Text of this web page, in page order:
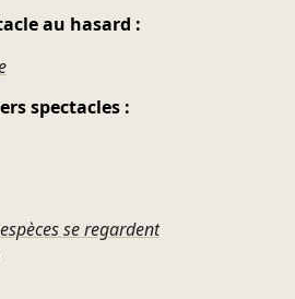
au hasard :
spectacles :
se regardent